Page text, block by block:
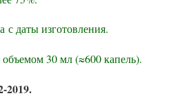
с даты изготовления.
30 мл (≈600 капель).
2019.